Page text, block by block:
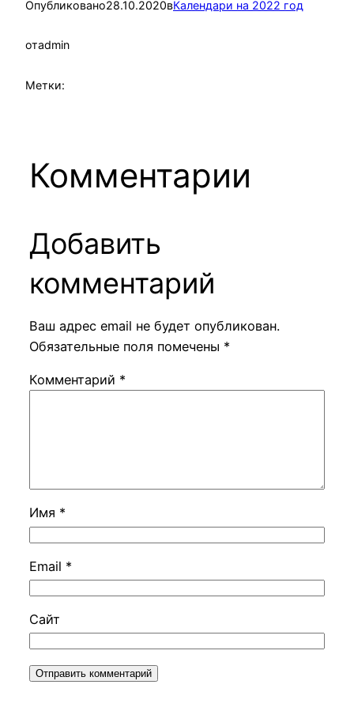
Опубликовано28.10.2020вКалендари на 2022 год
отadmin
Метки:
Комментарии
Добавить
комментарий
Ваш адрес email не будет опубликован.
Обязательные поля помечены *
Комментарий *
Имя *
Email *
Сайт